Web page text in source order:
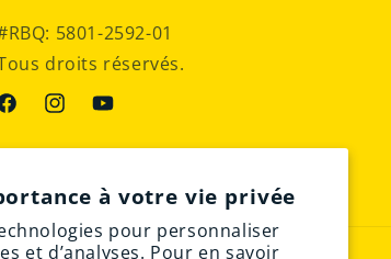
à votre vie privée
pour personnaliser
et d’analyses. Pour en savoir
5801-2592-01
droits réservés.
InstagramYouTube